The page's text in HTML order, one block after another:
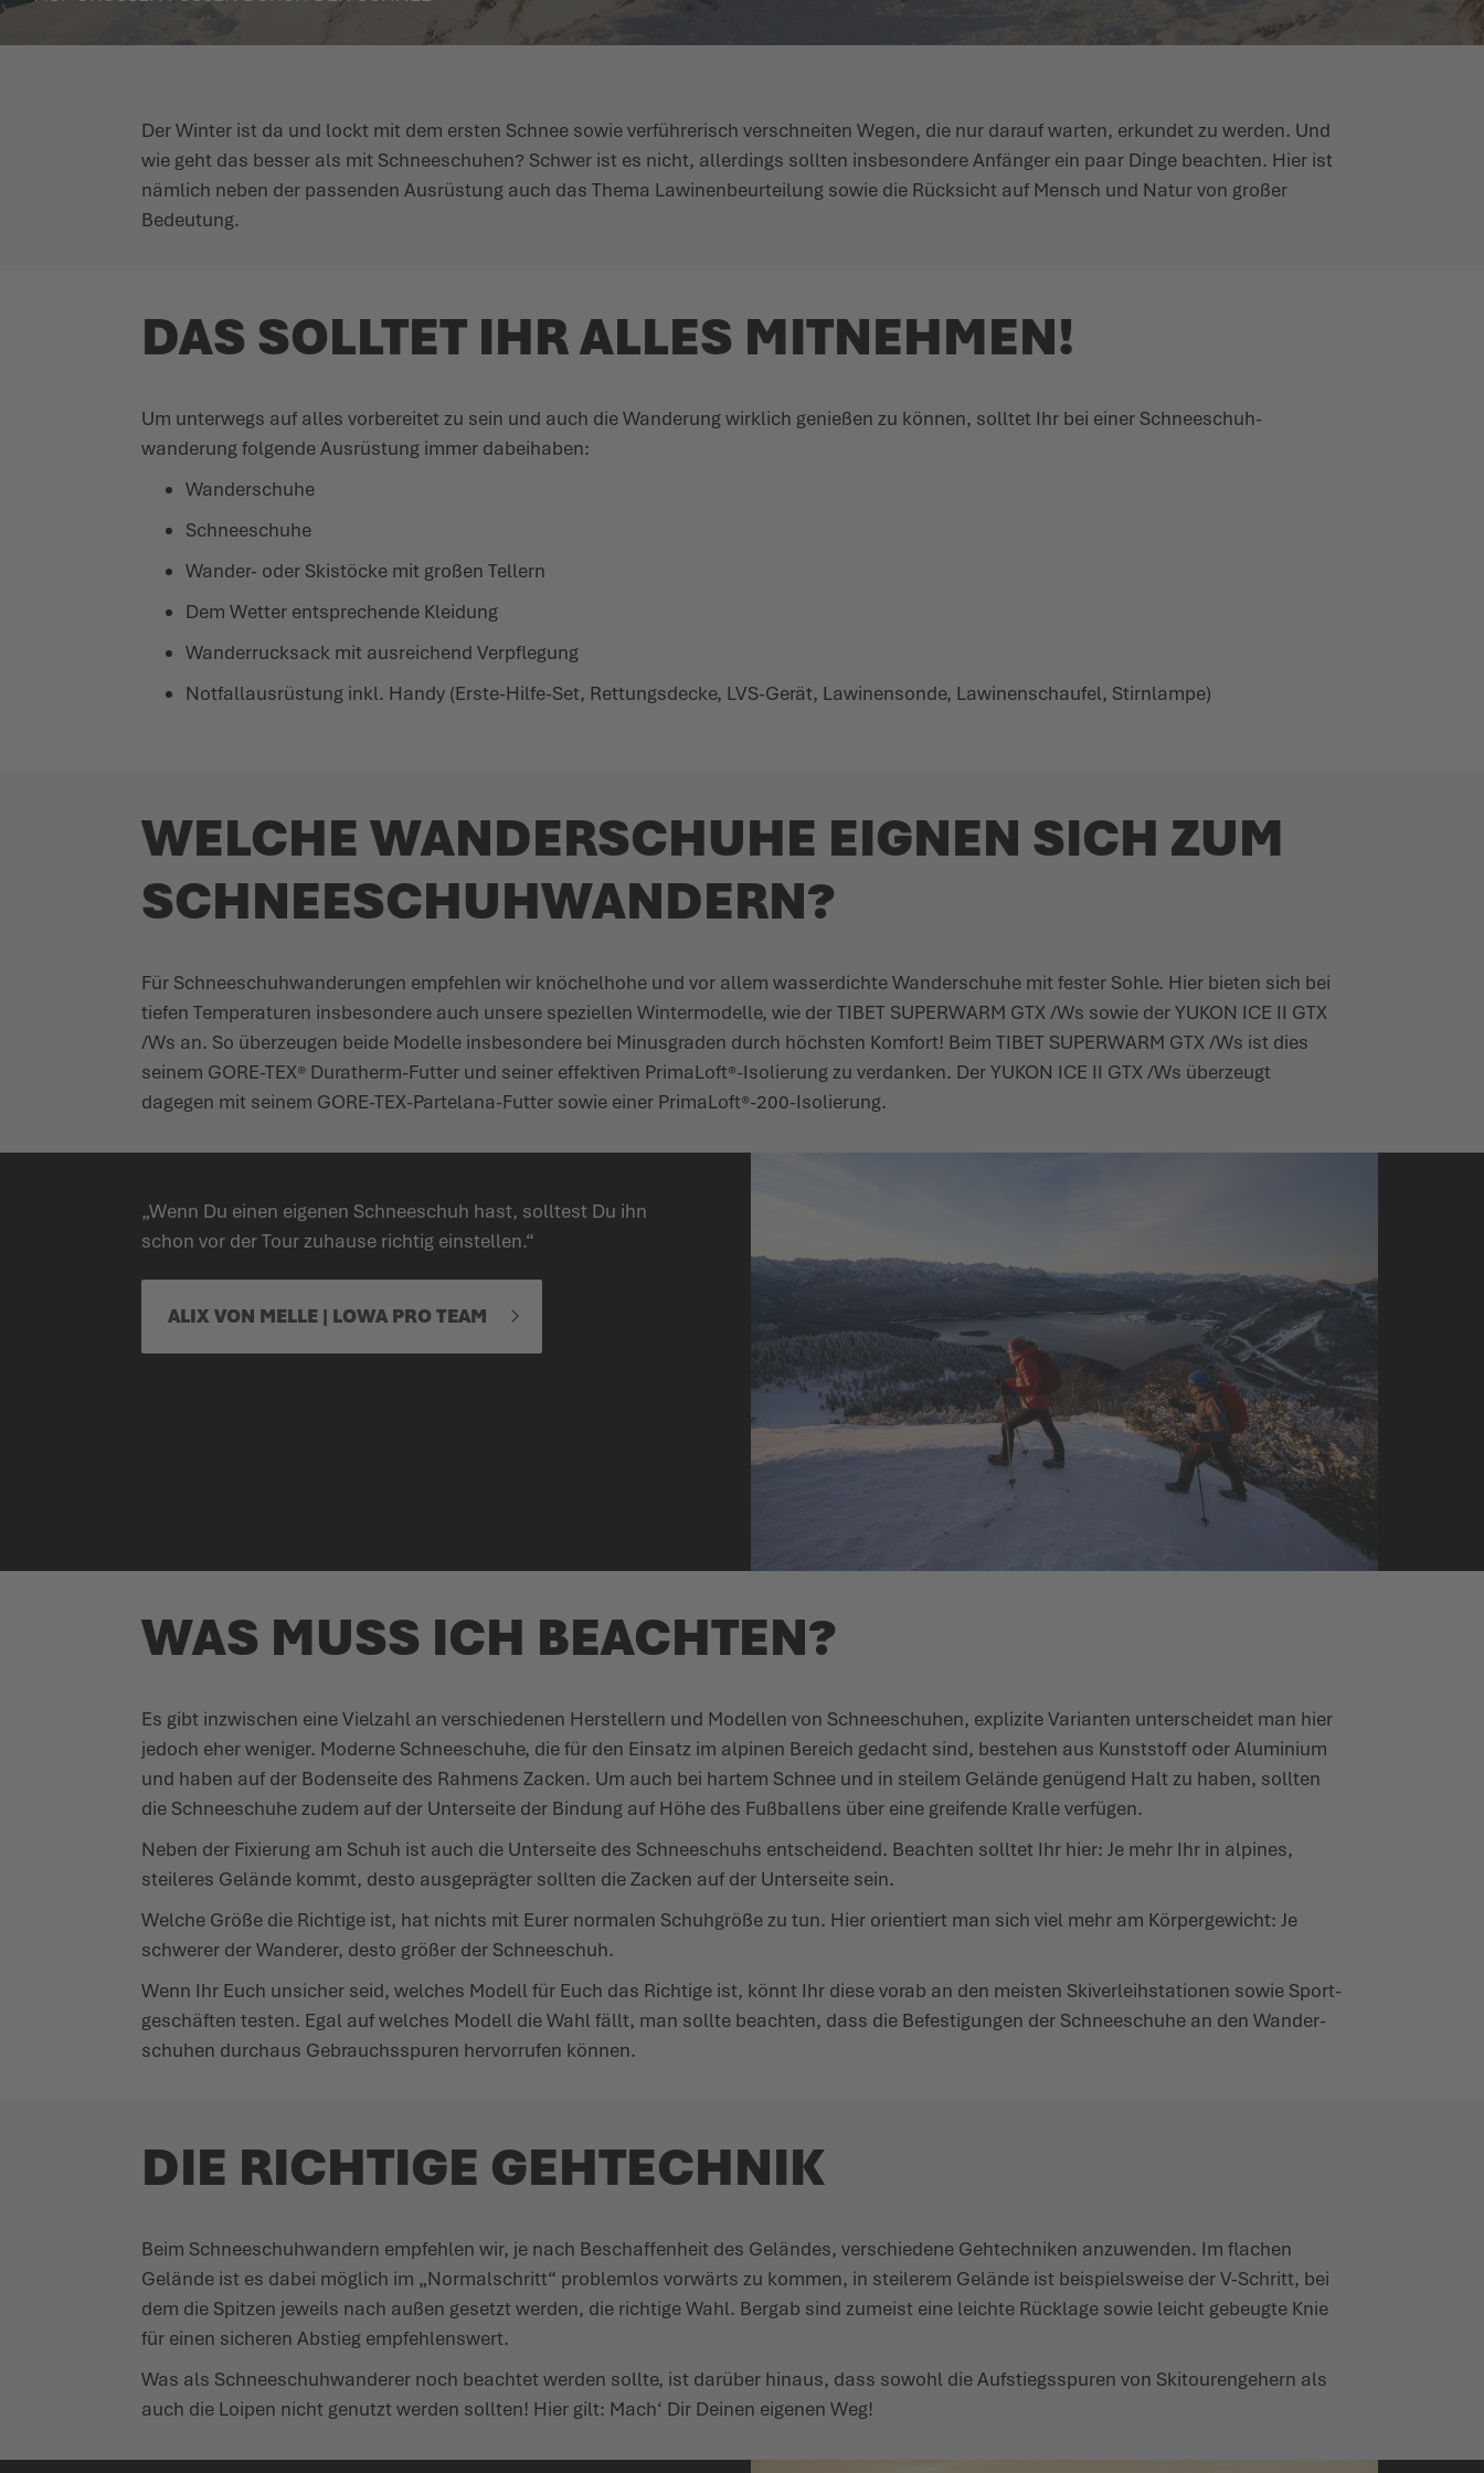
Der Winter ist da und lockt mit dem ersten Schnee sowie verfüh­rerisch verschneiten Wegen, die nur darauf warten, erkundet zu werden. Und
wie geht das besser als mit Schnee­schuhen? Schwer ist es nicht, allerdings sollten insbe­sondere Anfänger ein paar Dinge beachten. Hier ist
nämlich neben der passenden Ausrüstung auch das Thema Lawi­nen­be­ur­teilung sowie die Rücksicht auf Mensch und Natur von großer
Bedeutung.
DAS SOLLTET IHR ALLES MITNEHMEN!
Um unterwegs auf alles vorbe­reitet zu sein und auch die Wanderung wirklich genießen zu können, solltet Ihr bei einer Schnee­schuh­
wanderung folgende Ausrüstung immer dabeihaben:
Wander­schuhe
Schnee­schuhe
Wander- oder Skistöcke mit großen Tellern
Dem Wetter entspre­chende Kleidung
Wander­rucksack mit ausreichend Verpflegung
Notfal­l­aus­rüstung inkl. Handy (Erste-Hilfe-Set, Rettungsdecke, LVS-Gerät, Lawi­nensonde, Lawi­nen­schaufel, Stirnlampe)
WELCHE WANDER­SCHUHE EIGNEN SICH ZUM
SCHNEE­SCHUH­WANDERN?
Für Schnee­schuh­wanderungen empfehlen wir knöchelhohe und vor allem wasser­dichte Wander­schuhe mit fester Sohle. Hier bieten sich bei
tiefen Tempe­raturen insbe­sondere auch unsere speziellen Winter­modelle, wie der TIBET SUPERWARM GTX /Ws sowie der YUKON ICE II GTX
/Ws an. So über­zeugen beide Modelle insbe­sondere bei Minus­graden durch höchsten Komfort! Beim TIBET SUPERWARM GTX /Ws ist dies
seinem GORE-TEX® Duratherm-Futter und seiner effektiven PrimaLoft®-Isolierung zu verdanken. Der YUKON ICE II GTX /Ws überzeugt
dagegen mit seinem GORE-TEX-Partelana-Futter sowie einer PrimaLoft®-200-Isolierung.
„Wenn Du einen eigenen Schneeschuh hast, solltest Du ihn
schon vor der Tour zuhause richtig einstellen.“
ALIX VON MELLE | LOWA PRO TEAM
WAS MUSS ICH BEACHTEN?
Es gibt inzwischen eine Vielzahl an verschiedenen Herstellern und Modellen von Schnee­schuhen, explizite Varianten unter­scheidet man hier
jedoch eher weniger. Moderne Schnee­schuhe, die für den Einsatz im alpinen Bereich gedacht sind, bestehen aus Kunststoff oder Aluminium
und haben auf der Bodenseite des Rahmens Zacken. Um auch bei hartem Schnee und in steilem Gelände genügend Halt zu haben, sollten
die Schnee­schuhe zudem auf der Unterseite der Bindung auf Höhe des Fußballens über eine greifende Kralle verfügen.
Neben der Fixierung am Schuh ist auch die Unterseite des Schnee­schuhs entscheidend. Beachten solltet Ihr hier: Je mehr Ihr in alpines,
steileres Gelände kommt, desto ausge­prägter sollten die Zacken auf der Unterseite sein.
Welche Größe die Richtige ist, hat nichts mit Eurer normalen Schuhgröße zu tun. Hier orientiert man sich viel mehr am Körper­gewicht: Je
schwerer der Wanderer, desto größer der Schneeschuh.
Wenn Ihr Euch unsicher seid, welches Modell für Euch das Richtige ist, könnt Ihr diese vorab an den meisten Skive­r­leih­sta­tionen sowie Sport­
ge­schäften testen. Egal auf welches Modell die Wahl fällt, man sollte beachten, dass die Befes­ti­gungen der Schnee­schuhe an den Wander­
schuhen durchaus Gebrauchsspuren hervorrufen können.
DIE RICHTIGE GEHTECHNIK
Beim Schnee­schuh­wandern empfehlen wir, je nach Beschaf­fenheit des Geländes, verschiedene Gehtechniken anzu­wenden. Im flachen
Gelände ist es dabei möglich im „Nor­mal­schritt“ problemlos vorwärts zu kommen, in steilerem Gelände ist beispielsweise der V-Schritt, bei
dem die Spitzen jeweils nach außen gesetzt werden, die richtige Wahl. Bergab sind zumeist eine leichte Rücklage sowie leicht gebeugte Knie
für einen sicheren Abstieg empfeh­lenswert.
Was als Schnee­schuh­wanderer noch beachtet werden sollte, ist darüber hinaus, dass sowohl die Aufstiegs­spuren von Skitou­ren­gehern als
auch die Loipen nicht genutzt werden sollten! Hier gilt: Mach‘ Dir Deinen eigenen Weg!